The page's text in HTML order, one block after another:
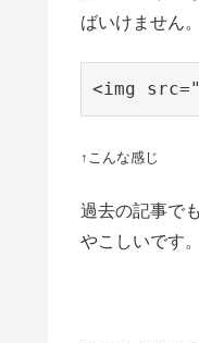
ばいけません。
<img
↑こんな感じ
過去の記事で
やこしいです。